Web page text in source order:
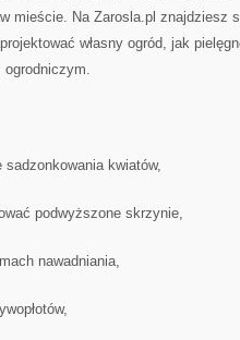
mieście. Na Zarosla.pl znajdziesz
własny ogród, jak
ogrodniczym.
kwiatów,
podwyższone skrzynie,
nawadniania,